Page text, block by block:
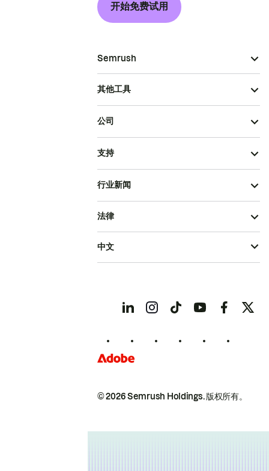
开始免费试用
Semrush
其他工具
公司
支持
行业新闻
© 2026 Semrush Holdings.版权所有。
法律
中文